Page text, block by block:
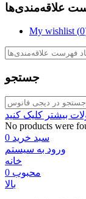
علاقه‌مندی‌ها
My wishlist (0
جستجو
No products were
سبد خرید 0
ورود به سیستم
خانه
محبوب 0
بالا